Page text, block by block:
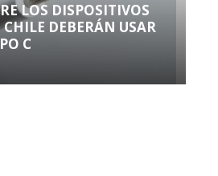
LOS DISPOSITIVOS
DEBERÁN USAR
C